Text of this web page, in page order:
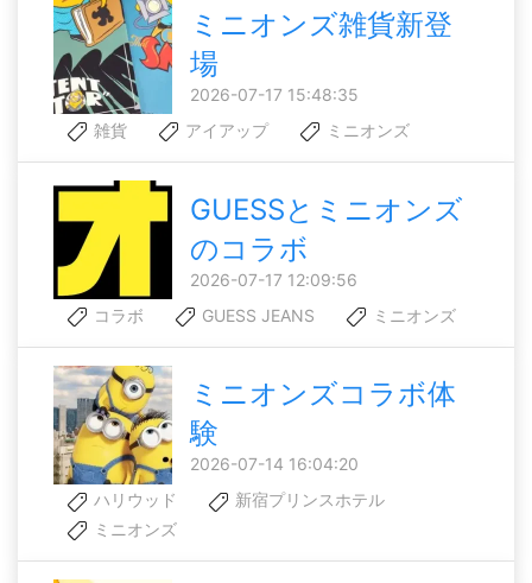
ミニオンズ雑貨新登
場
2026-07-17 15:48:35
雑貨
アイアップ ミニオンズ
GUESSとミニオンズ
のコラボ
2026-07-17 12:09:56
コラボ
GUESS JEANS ミニオンズ
ミニオンズコラボ体
験
2026-07-14 16:04:20
ハリウッド
新宿プリンスホテル
ミニオンズ